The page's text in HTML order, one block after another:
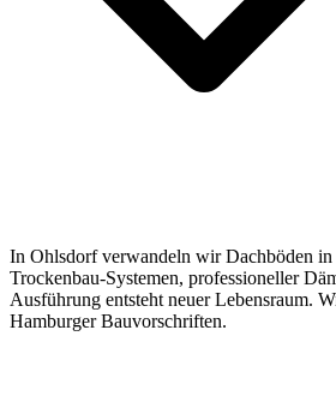
In Ohlsdorf verwandeln wir Dachböden
Trockenbau-Systemen, professioneller
Ausführung entsteht neuer Lebensraum.
Hamburger Bauvorschriften.